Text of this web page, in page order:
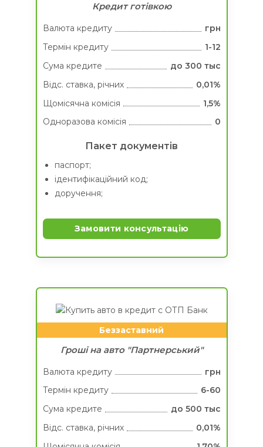
Кредит готівкою
Валюта кредиту
грн
Термін кредиту
1-12
Сума кредитe
до 300 тыс
Вiдс. ставка, річних
0,01%
Щомісячна комісія
1,5%
Одноразова комісія
0
Пакет документів
паспорт;
ідентифікаційний код;
доручення;
Замовити консультацію
Беззаставний
Гроші на авто "Партнерський"
Валюта кредиту
грн
Термін кредиту
6-60
Сума кредитe
до 500 тыс
Вiдс. ставка, річних
0,01%